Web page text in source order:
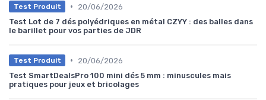
Test Produit •
20/06/2026
Test Lot de 7 dés polyédriques en métal CZYY : des balles dans
le barillet pour vos parties de JDR
Test Produit •
20/06/2026
Test SmartDealsPro 100 mini dés 5 mm : minuscules mais
pratiques pour jeux et bricolages